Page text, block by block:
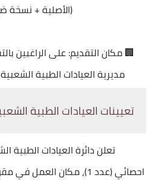
(الأصلية + نسخة
🏢 مكان التقديم: على الراغبين
مديرية العيادات الطبية
تعيينات العيادات الطبية
تعلن دائرة العيادات الطبية
احصائي (عدد 1)، مكان